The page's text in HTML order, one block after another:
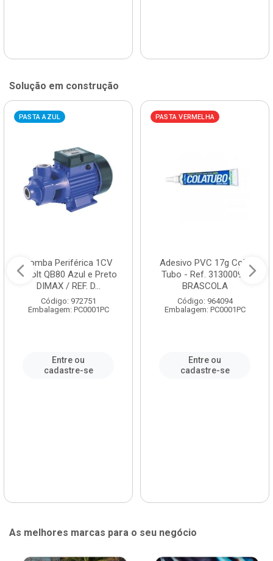
Solução em construção
PASTA AZUL
Bomba Periférica 1CV
Bivolt QB80 Azul e Preto
DIMAX / REF. D...
Código: 972751
Embalagem: PC0001PC
Entre ou
cadastre-se
PASTA VERMELHA
Adesivo PVC 17g Cola
Tubo - Ref. 3130009 -
BRASCOLA
Código: 964094
Embalagem: PC0001PC
Entre ou
cadastre-se
As melhores marcas para o seu negócio